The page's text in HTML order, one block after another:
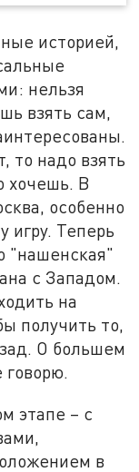
историей,
нельзя
взять сам,
то надо взять
хочешь. В
особенно
игру. Теперь
"нашенская"
с Западом.
на
получить то,
О большем
этапе – с
в